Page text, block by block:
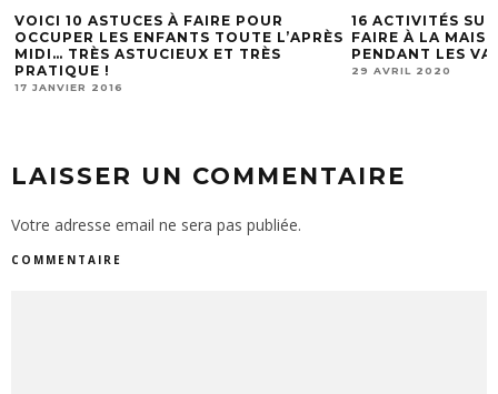
L’APRÈS
16 ACTIVITÉS SUPER AMUSANTES À
FAIRE À LA MAISON AVEC LES ENFANTS
PENDANT LES VACANCES D’ÉTÉ!
29 AVRIL 2020
TOUT
10 MAI
LAISSER UN COMMENTAIRE
Votre adresse email ne sera pas publiée.
COMMENTAIRE